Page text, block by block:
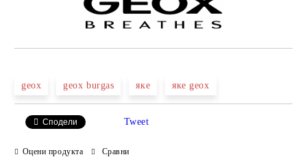
geox geox burgas яке яке geox
Сподели Tweet
Оцени продукта Сравни